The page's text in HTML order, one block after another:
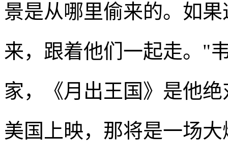
景是从哪里偷来的。如
来，跟着他们一起走。"
家，《月出王国》是他
美国上映，那将是一场